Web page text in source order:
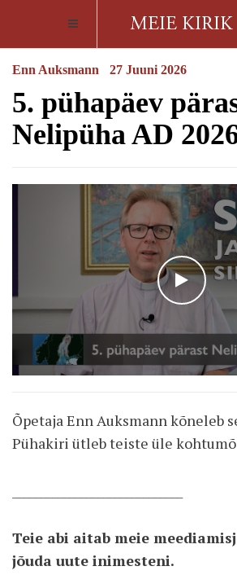
Enn Auksmann 27 Juuni 2026
5. pühapäev
Nelipüha AD
Õpetaja Enn Auksmann kõneleb
Pühakiri ütleb teiste üle
Teie abi aitab meie
jõuda uute inimesteni.